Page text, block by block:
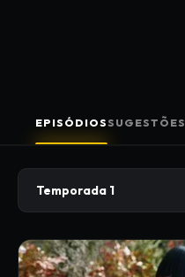
EPISÓDIOSSUGESTÕES
Temporada 1